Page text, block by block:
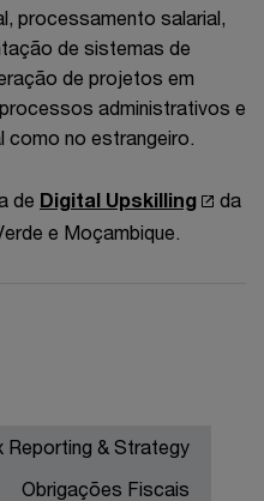
processamento salarial,
de sistemas de
de projetos em
administrativos e
como no estrangeiro.
de Digital Upskilling
da
e Moçambique.
Reporting & Strategy
Obrigações Fiscais